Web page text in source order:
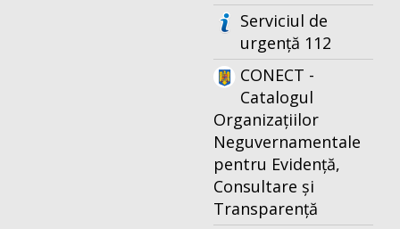
Serviciul de
urgență 112
CONECT -
Catalogul
Organizațiilor
Neguvernamentale
pentru Evidență,
Consultare și
Transparență